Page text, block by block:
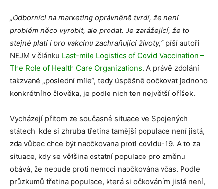
„Odborníci na marketing oprávněně tvrdí, že není
problém něco vyrobit, ale prodat. Je zarážející, že to
stejné platí i pro vakcínu zachraňující životy,“píší autoři
NEJM v článku Last-mile Logistics of Covid Vaccination –
The Role of Health Care Organizations. A právě zdolání
takzvané „poslední míle“, tedy úspěšně oočkovat jednoho
konkrétního člověka, je podle nich ten největší oříšek.
Vycházejí přitom ze současné situace ve Spojených
státech, kde si zhruba třetina tamější populace není jistá,
zda vůbec chce být naočkována proti covidu-19. A to za
situace, kdy se většina ostatní populace pro změnu
obává, že nebude proti nemoci naočkována včas. Podle
průzkumů třetina populace, která si očkováním jistá není,